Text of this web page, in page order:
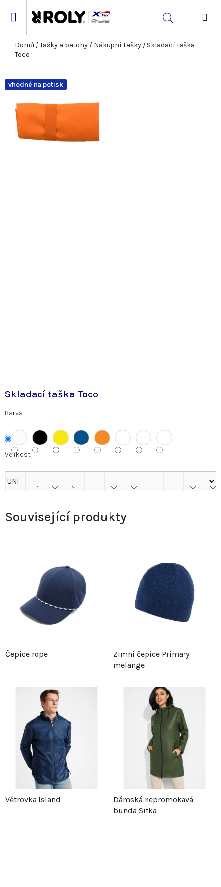
Hledat
Domů /Tašky a batohy / Nákupní tašky / Skladací taška
Toco
Skladací taška Toco
Barva
Velikost
vhodné na potisk
Související produkty
Čepice rope
Zimní čepice Primary
melange
Větrovka Island
Dámská nepromokavá
bunda Sitka